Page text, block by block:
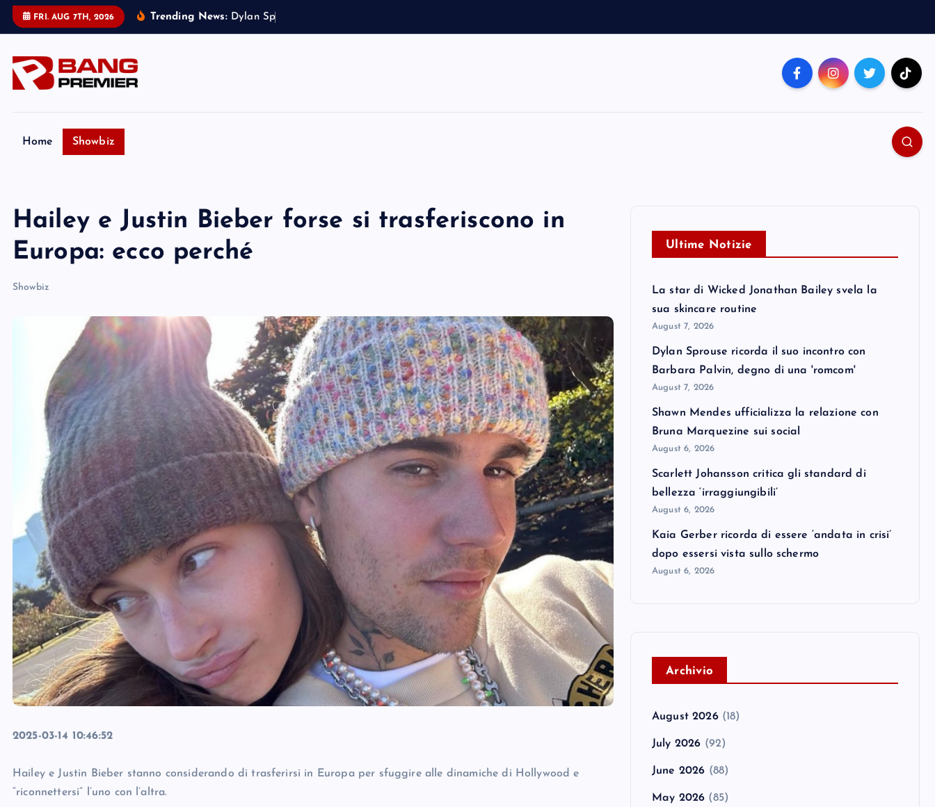
FRI. AUG 7TH, 2026 Trending News: Dy la n Sp
Home Showbiz
Hailey e Justin Bieber forse si trasferiscono in
Europa: ecco perché
Showbiz
2025-03-14 10:46:52
Hailey e Justin Bieber stanno considerando di trasferirsi in Europa per sfuggire alle dinamiche di Hollywood e
“riconnettersi” l’uno con l’altra.
Ultime Notizie
La star di Wicked Jonathan Bailey svela la
sua skincare routine
August 7, 2026
Dylan Sprouse ricorda il suo incontro con
Barbara Palvin, degno di una 'romcom'
August 7, 2026
Shawn Mendes ufficializza la relazione con
Bruna Marquezine sui social
August 6, 2026
Scarlett Johansson critica gli standard di
bellezza ‘irraggiungibili’
August 6, 2026
Kaia Gerber ricorda di essere ‘andata in crisi’
dopo essersi vista sullo schermo
August 6, 2026
Archivio
August 2026(18)
July 2026 (92)
June 2026 (88)
May 2026 (85)